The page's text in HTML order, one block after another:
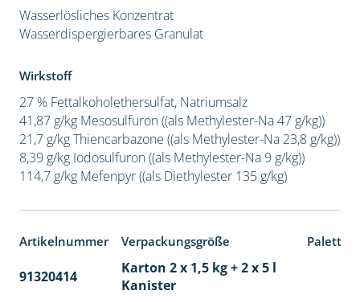
Wasserlösliches Konzentrat
Wasserdispergierbares Granulat
Wirkstoff
27 % Fettalkoholethersulfat, Natriumsalz
41,87 g/kg Mesosulfuron ((als Methylester-Na 47 g/kg))
21,7 g/kg Thiencarbazone ((als Methylester-Na 23,8 g/kg))
8,39 g/kg Iodosulfuron ((als Methylester-Na 9 g/kg))
114,7 g/kg Mefenpyr ((als Diethylester 135 g/kg)
Artikelnummer Verpackungsgröße
91320414
Karton 2 x 1,5 kg + 2 x 5 l
Kanister